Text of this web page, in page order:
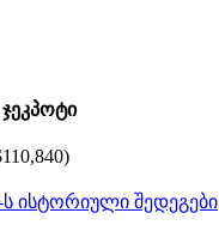
ისტორიული შედეგები